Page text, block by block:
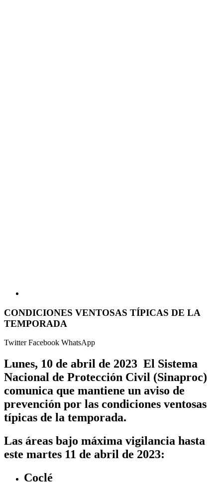
CONDICIONES VENTOSAS TÍPICAS DE LA
TEMPORADA
TwitterFacebook WhatsApp
Lunes, 10 de abril de 2023 El Sistema
Nacional de Protección Civil (Sinaproc)
comunica que mantiene un aviso de
prevención por las condiciones ventosas
típicas de la temporada.
Las áreas bajo máxima vigilancia hasta
este martes 11 de abril de 2023:
Coclé